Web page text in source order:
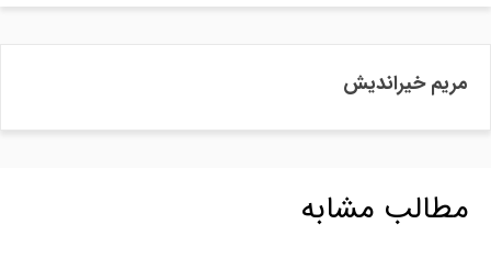
مریم خیراندیش
مطالب مشابه